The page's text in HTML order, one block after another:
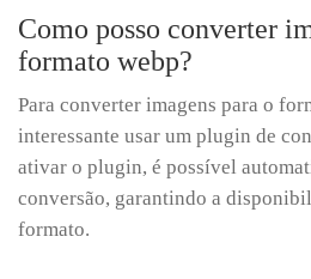
Como posso converter
formato webp?
Para converter imagens para o
interessante usar um plugin de
ativar o plugin, é possível
conversão, garantindo a
formato.